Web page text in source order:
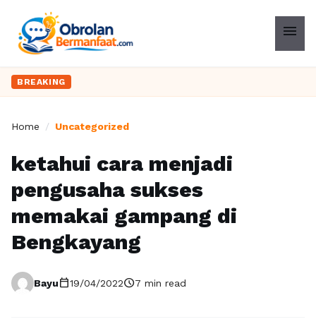
menu
BREAKING
Home / Uncategorized
ketahui cara menjadi
pengusaha sukses
memakai gampang di
Bengkayang
Bayucalendar_today19/04/2022schedule7 min read